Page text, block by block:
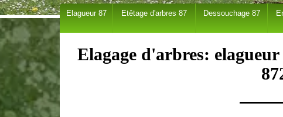
Elagueur 87 Etêtage d'arbres 87 Dessouchage 87
Elagage d'arbres: